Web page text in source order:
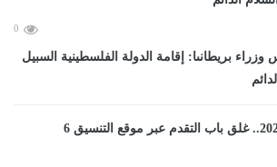
0
بريطانىا: إقامة الدولة الفلسطينية السبيل